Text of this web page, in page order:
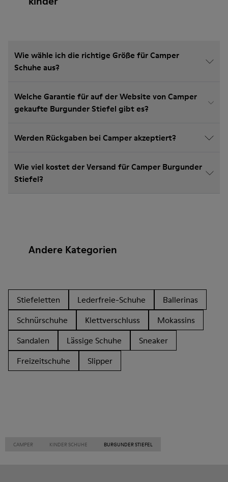
Wie wähle ich die richtige Größe für Camper
Schuhe aus?
Welche Garantie für auf der Website von Camper
gekaufte Burgunder Stiefel gibt es?
Werden Rückgaben bei Camper akzeptiert?
Wie viel kostet der Versand für Camper Burgunder
Stiefel?
Andere Kategorien
Stiefeletten Lederfreie-Schuhe
Ballerinas
Schnürschuhe
Klettverschluss
Mokassins
Sandalen
Lässige Schuhe
Sneaker
Freizeitschuhe
Slipper
CAMPER KINDER SCHUHE BURGUNDER STIEFEL